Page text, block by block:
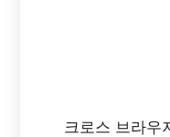
크로스 브라우